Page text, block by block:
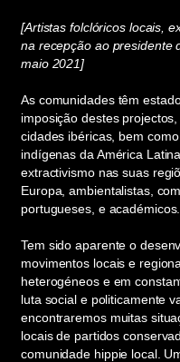
[Artistas folclóricos locais,
na recepção ao presidente
maio 2021]
As comunidades têm
imposição destes
cidades ibéricas, bem
indígenas da América
extractivismo nas suas
Europa, ambientalistas,
portugueses, e académicos.
Tem sido aparente o
movimentos locais e
heterogéneos e em
luta social e politicamente
encontraremos muitas
locais de partidos
comunidade hippie local.